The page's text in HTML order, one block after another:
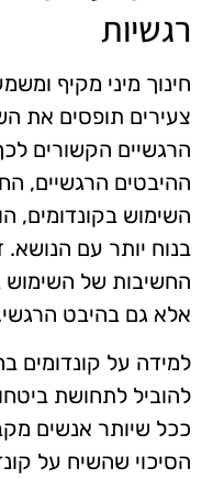
רגשיות
חינוך מיני מקיף
צעירים תופסים את
הרגשיים הקשורים
ההיבטים הרגשיים,
השימוש בקונדומים,
בנוח יותר עם
החשיבות של השימוש
אלא גם בהיבט
למידה על קונדומים
להוביל לתחושת
ככל שיותר אנשים
הסיכוי שהשיח על